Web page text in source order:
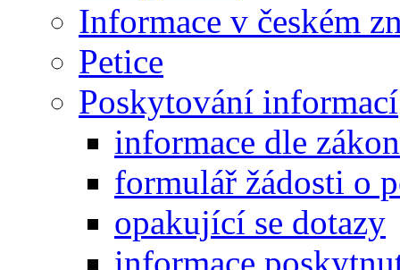
Informace v českém
Petice
Poskytování informací
informace dle
formulář žádosti o
opakující se dotazy
informace